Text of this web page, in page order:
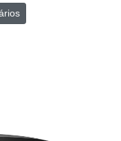
aprimorada, os
de
utiliza
mais
suporta controle